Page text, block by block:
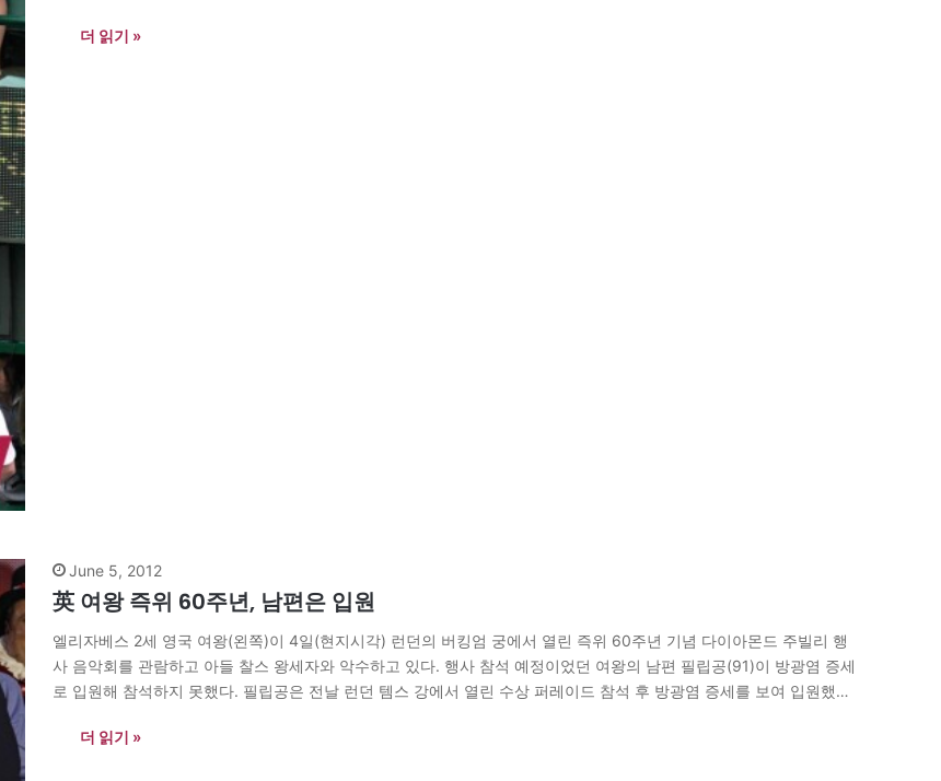
더 읽기 »
June 5, 2012
英 여왕 즉위 60주년, 남편은 입원
엘리자베스 2세 영국 여왕(왼쪽)이 4일(현지시각) 런던의 버킹엄 궁에서 열린 즉위 60주년 기념 다이아몬드 주빌리 행
사 음악회를 관람하고 아들 찰스 왕세자와 악수하고 있다. 행사 참석 예정이었던 여왕의 남편 필립공(91)이 방광염 증세
로 입원해 참석하지 못했다. 필립공은 전날 런던 템스 강에서 열린 수상 퍼레이드 참석 후 방광염 증세를 보여 입원했다
더 읽기 »